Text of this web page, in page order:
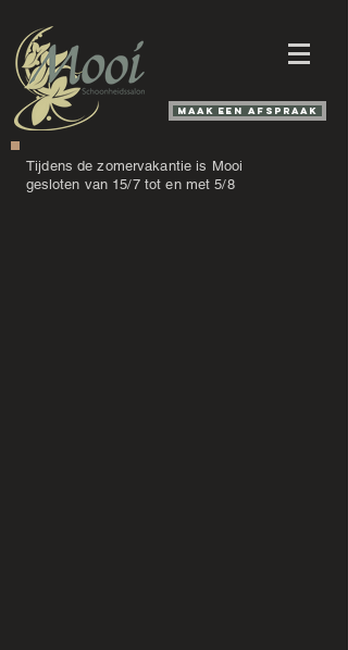
Maak een afspraak
Tijdens de zomervakantie is Mooi
gesloten van 15/7 tot en met 5/8